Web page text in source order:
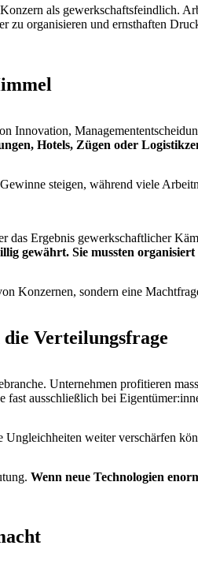
als gewerkschaftsfeindlich.
zu organisieren und ernsthaften
Innovation,
Hotels, Zügen oder
steigen, während viele
das Ergebnis gewerkschaftlicher
gewährt. Sie mussten
Konzernen, sondern eine
Verteilungsfrage
Unternehmen profitieren
ausschließlich bei
weiter verschärfen
Wenn neue Technologien